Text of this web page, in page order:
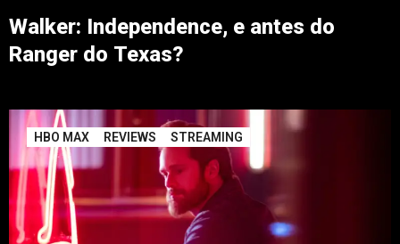
Walker: Independence, e antes do
Ranger do Texas?
HBO MAX REVIEWS STREAMING